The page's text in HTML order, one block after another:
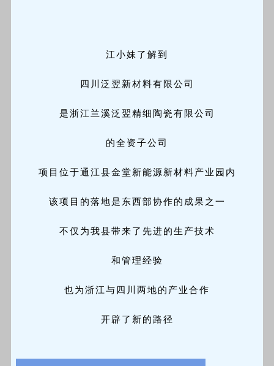
江小妹了解到
四川泛翌新材料有限公司
是浙江兰溪泛翌精细陶瓷有限公司
的全资子公司
项目位于通江县金堂新能源新材料产业园内
该项目的落地是东西部协作的成果之一
不仅为我县带来了先进的生产技术
和管理经验
也为浙江与四川两地的产业合作
开辟了新的路径